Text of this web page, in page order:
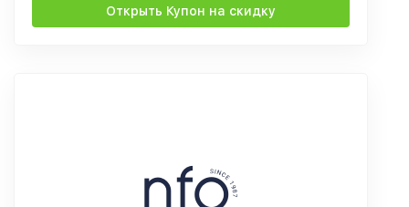
Открыть Купон на скидку